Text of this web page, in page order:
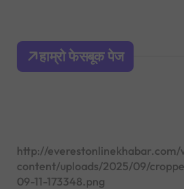
h
o
हाम्रो फेसबूक पेज
http://everestonlinekhabar.com/
content/uploads/2025/09/
09-11-173348.png